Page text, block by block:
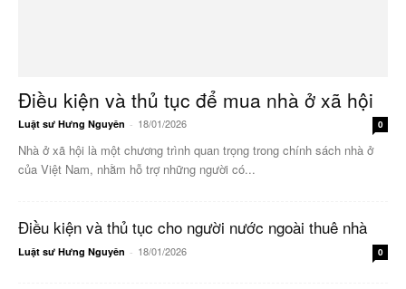
Điều kiện và thủ tục để mua nhà ở xã hội
Luật sư Hưng Nguyên - 18/01/2026 0
Nhà ở xã hội là một chương trình quan trọng trong chính sách nhà ở
của Việt Nam, nhằm hỗ trợ những người có...
Điều kiện và thủ tục cho người nước ngoài thuê nhà
Luật sư Hưng Nguyên - 18/01/2026 0